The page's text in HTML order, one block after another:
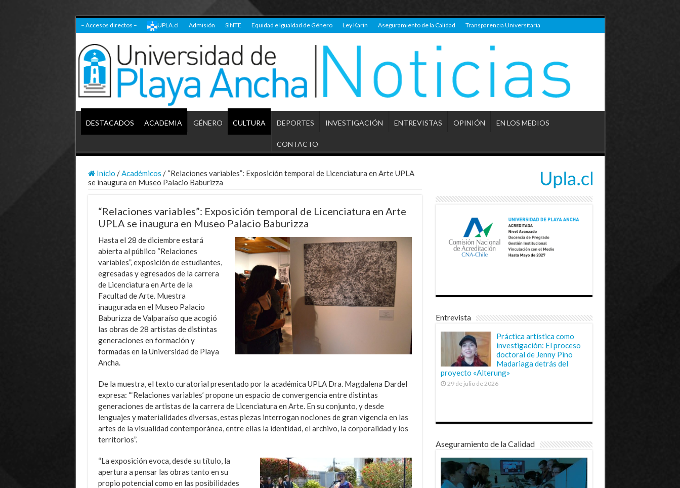
– Accesos directos – UPLA.cl Admisión SINTE Equidad e Igualdad de Género Ley Karin Aseguramiento de la Calidad Transparencia Universitaria
DESTACADOS ACADEMIA GÉNERO CULTURA DEPORTES INVESTIGACIÓN ENTREVISTAS OPINIÓN EN LOS MEDIOS
CONTACTO
Inicio / Académicos / “Relaciones variables”: Exposición temporal de Licenciatura en Arte UPLA
se inaugura en Museo Palacio Baburizza
“Relaciones variables”: Exposición temporal de Licenciatura en Arte
UPLA se inaugura en Museo Palacio Baburizza
Hasta el 28 de diciembre estará
abierta al público “Relaciones
variables”, exposición de estudiantes,
egresadas y egresados de la carrera
de Licenciatura en Arte de la
Facultad de Arte. Muestra
inaugurada en el Museo Palacio
Baburizza de Valparaíso que acogió
las obras de 28 artistas de distintas
generaciones en formación y
formadas en la Universidad de Playa
Ancha.
De la muestra, el texto curatorial presentado por la académica UPLA Dra. Magdalena Dardel
expresa: “‘Relaciones variables’ propone un espacio de convergencia entre distintas
generaciones de artistas de la carrera de Licenciatura en Arte. En su conjunto, y desde
lenguajes y materialidades diversas, estas piezas interrogan nociones de gran vigencia en las
artes de la visualidad contemporánea, entre ellas la identidad, el archivo, la corporalidad y los
territorios”.
“La exposición evoca, desde su título, la
apertura a pensar las obras tanto en su
propio potencial como en las posibilidades
Entrevista
Práctica artística como
investigación: El proceso
doctoral de Jenny Pino
Madariaga detrás del
proyecto «Alterung»
29 de julio de 2026
Aseguramiento de la Calidad